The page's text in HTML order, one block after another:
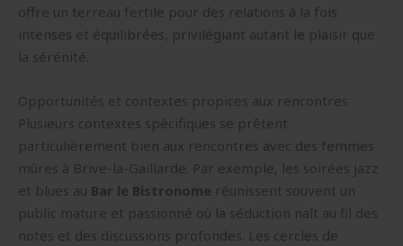
offre un terreau fertile pour des relations à la fois
intenses et équilibrées, privilégiant autant le plaisir que
la sérénité.
Opportunités et contextes propices aux rencontres
Plusieurs contextes spécifiques se prêtent
particulièrement bien aux rencontres avec des femmes
mûres à Brive-la-Gaillarde. Par exemple, les soirées jazz
et blues au Bar le Bistronome réunissent souvent un
public mature et passionné où la séduction naît au fil des
notes et des discussions profondes. Les cercles de